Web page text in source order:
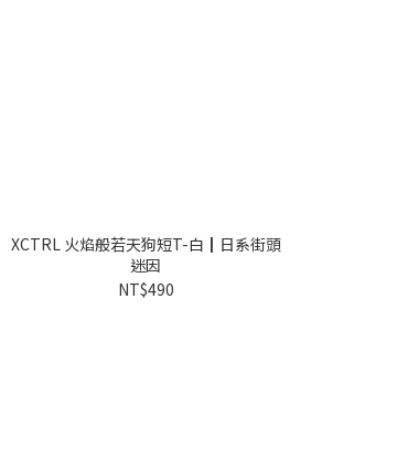
XCTRL 火焰般若天狗短T-白┃日系街頭
迷因
NT$490